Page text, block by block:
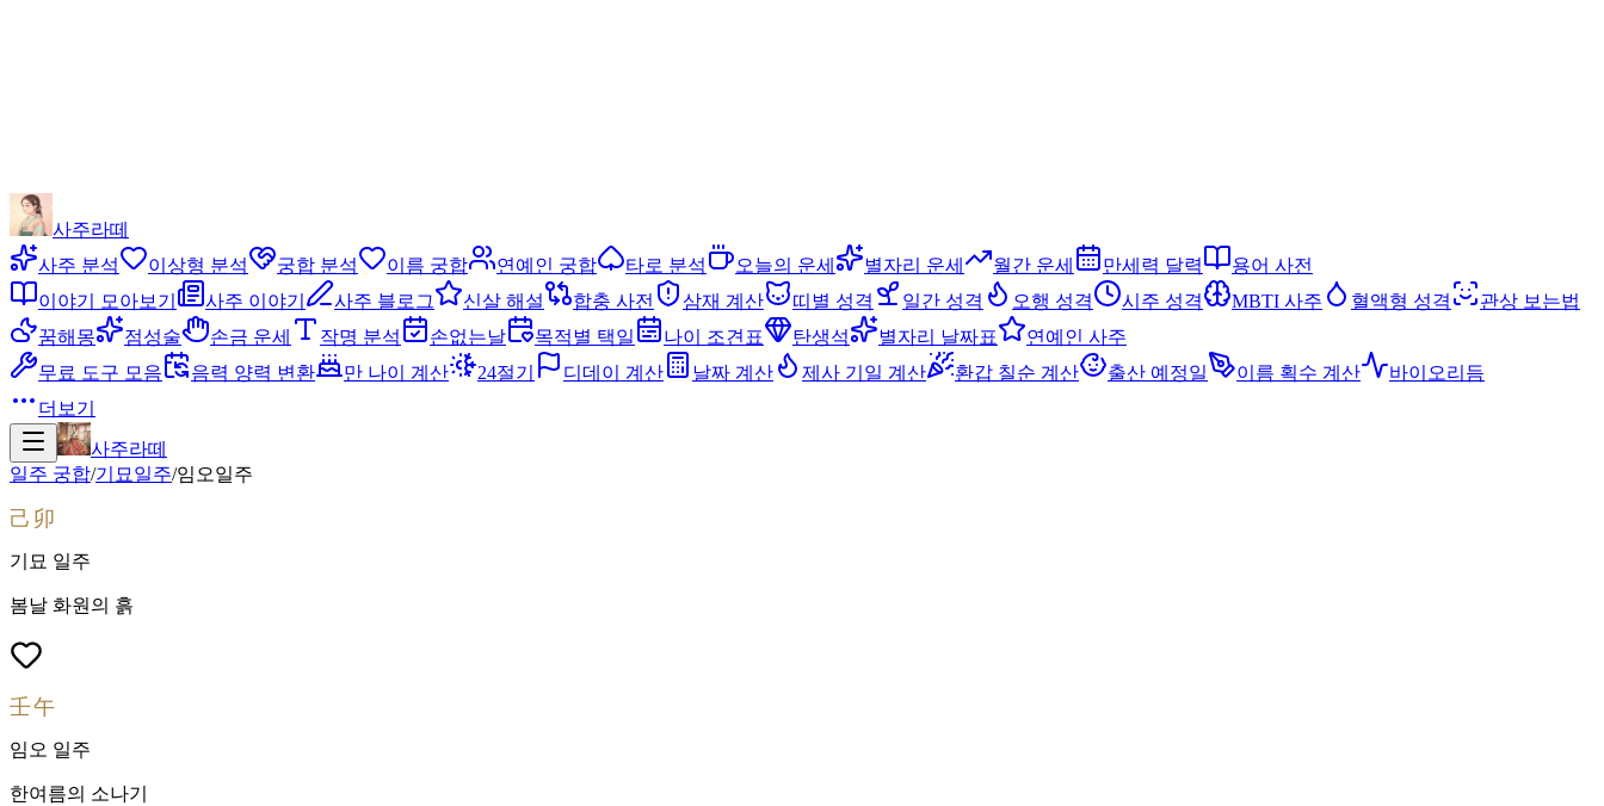
사주라떼
사주 분석
이상형 분석 궁합 분석 이름 궁합 연예인 궁합 타로 분석 오늘의 운세 별자리 운세 월간 운세 만세력 달력
용어 사전
이야기 모아보기
사주 이야기 사주 블로그 신살 해설 합충 사전 삼재 계산 띠별 성격 일간 성격 오행 성격 시주 성격 MBTI 사주 혈액형 성격
관상 보는법
꿈해몽
점성술 손금 운세 작명 분석 손없는날 목적별 택일 나이 조견표 탄생석 별자리 날짜표
연예인 사주
무료 도구 모음
음력 양력 변환 만 나이 계산 24절기 디데이 계산 날짜 계산 제사 기일 계산 환갑 칠순 계산 출산 예정일 이름 획수 계산
바이오리듬
더보기
사주라떼
일주 궁합/기묘 일주/임오일주
己卯
기묘 일주
봄날 화원의 흙
壬午
임오 일주
한여름의 소나기